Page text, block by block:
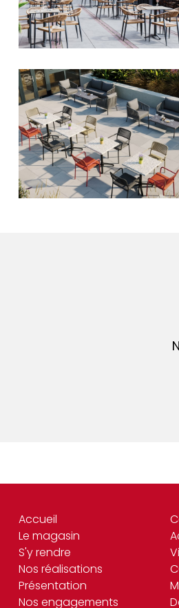
Accueil
Le magasin
S'y rendre
Nos réalisations
Présentation
Nos engagements